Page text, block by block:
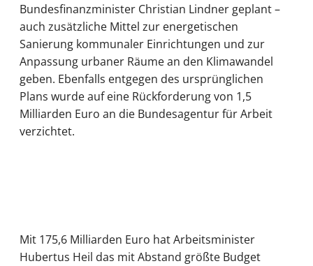
Bundesfinanzminister Christian Lindner geplant –
auch zusätzliche Mittel zur energetischen
Sanierung kommunaler Einrichtungen und zur
Anpassung urbaner Räume an den Klimawandel
geben. Ebenfalls entgegen des ursprünglichen
Plans wurde auf eine Rückforderung von 1,5
Milliarden Euro an die Bundesagentur für Arbeit
verzichtet.
Mit 175,6 Milliarden Euro hat Arbeitsminister
Hubertus Heil das mit Abstand größte Budget